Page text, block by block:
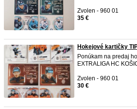
Zvolen - 960 01
35 €
Hokejové kartičky
Ponúkam na predaj
EXTRALIGA HC
Zvolen - 960 01
30 €